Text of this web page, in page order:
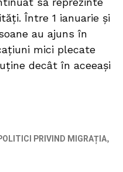
Între 1 ianuarie și
au ajuns în
mici plecate
decât în aceeași
PRIVIND MIGRAȚIA